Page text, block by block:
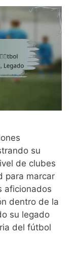
su
de clubes
para marcar
aficionados
dentro de la
su legado
del fútbol